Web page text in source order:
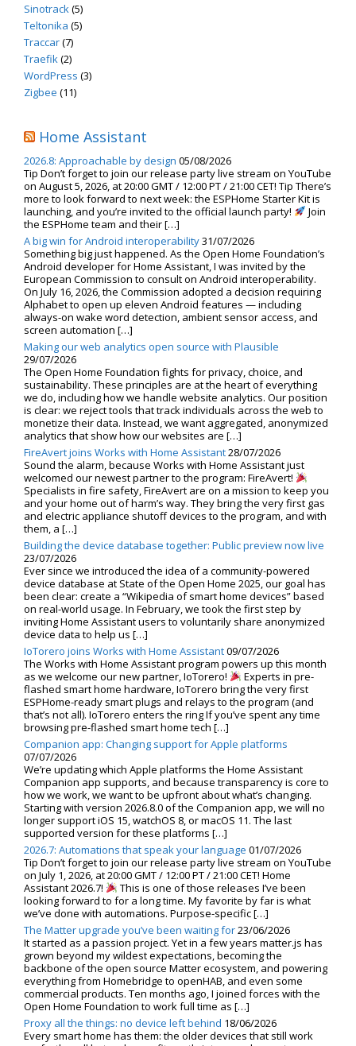
Sinotrack(5)
Teltonika (5)
Traccar(7)
Traefik(2)
WordPress (3)
Zigbee (11)
Home Assistant
2026.8: Approachable by design 05/08/2026
Tip Don’t forget to join our release party live stream on YouTube
on August 5, 2026, at 20:00 GMT / 12:00 PT / 21:00 CET! Tip There’s
more to look forward to next week: the ESPHome Starter Kit is
launching, and you’re invited to the official launch party!
Join
the ESPHome team and their […]
A big win for Android interoperability31/07/2026
Something big just happened. As the Open Home Foundation’s
Android developer for Home Assistant, I was invited by the
European Commission to consult on Android interoperability.
On July 16, 2026, the Commission adopted a decision requiring
Alphabet to open up eleven Android features — including
always-on wake word detection, ambient sensor access, and
screen automation […]
Making our web analytics open source with Plausible
29/07/2026
The Open Home Foundation fights for privacy, choice, and
sustainability. These principles are at the heart of everything
we do, including how we handle website analytics. Our position
is clear: we reject tools that track individuals across the web to
monetize their data. Instead, we want aggregated, anonymized
analytics that show how our websites are […]
FireAvert joins Works with Home Assistant28/07/2026
Sound the alarm, because Works with Home Assistant just
welcomed our newest partner to the program: FireAvert!
Specialists in fire safety, FireAvert are on a mission to keep you
and your home out of harm’s way. They bring the very first gas
and electric appliance shutoff devices to the program, and with
them, a […]
Building the device database together: Public preview now live
23/07/2026
Ever since we introduced the idea of a community-powered
device database at State of the Open Home 2025, our goal has
been clear: create a “Wikipedia of smart home devices” based
on real-world usage. In February, we took the first step by
inviting Home Assistant users to voluntarily share anonymized
device data to help us […]
IoTorero joins Works with Home Assistant09/07/2026
The Works with Home Assistant program powers up this month
as we welcome our new partner, IoTorero!
Experts in pre-
flashed smart home hardware, IoTorero bring the very first
ESPHome-ready smart plugs and relays to the program (and
that’s not all). IoTorero enters the ring If you’ve spent any time
browsing pre-flashed smart home tech […]
Companion app: Changing support for Apple platforms
07/07/2026
We’re updating which Apple platforms the Home Assistant
Companion app supports, and because transparency is core to
how we work, we want to be upfront about what’s changing.
Starting with version 2026.8.0 of the Companion app, we will no
longer support iOS 15, watchOS 8, or macOS 11. The last
supported version for these platforms […]
2026.7: Automations that speak your language 01/07/2026
Tip Don’t forget to join our release party live stream on YouTube
on July 1, 2026, at 20:00 GMT / 12:00 PT / 21:00 CET! Home
Assistant 2026.7!
This is one of those releases I’ve been
looking forward to for a long time. My favorite by far is what
we’ve done with automations. Purpose-specific […]
The Matter upgrade you’ve been waiting for23/06/2026
It started as a passion project. Yet in a few years matter.js has
grown beyond my wildest expectations, becoming the
backbone of the open source Matter ecosystem, and powering
everything from Homebridge to openHAB, and even some
commercial products. Ten months ago, I joined forces with the
Open Home Foundation to work full time as […]
Proxy all the things: no device left behind 18/06/2026
Every smart home has them: the older devices that still work